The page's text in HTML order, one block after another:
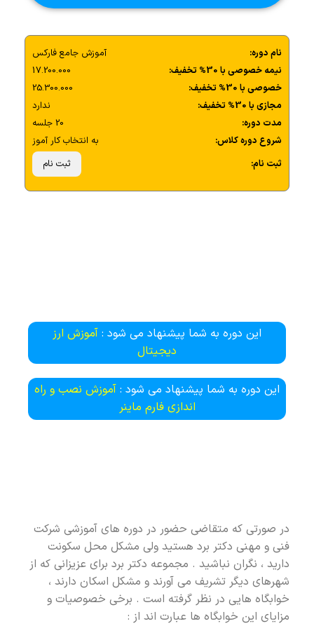
نام دوره:
آموزش جامع فارکس
نیمه خصوصی با 30% تخفیف:
17.200.000
خصوصی با 30% تخفیف:
25.300.000
مجازی با 30% تخفیف:
ندارد
مدت دوره:
20 جلسه
شروع دوره کلاس:
به انتخاب کار آموز
ثبت نام:
ثبت نام
این دوره به شما پیشنهاد می شود : آموزش ارز
دیجیتال
این دوره به شما پیشنهاد می شود : آموزش نصب و راه
اندازی فارم ماینر
در صورتی که متقاضی حضور در دوره های آموزشی شرکت
فنی و مهنی دکتر برد هستید ولی مشکل محل سکونت
دارید ، نگران نباشید . مجموعه دکتر برد برای عزیزانی که از
شهرهای دیگر تشریف می آورند و مشکل اسکان دارند ،
خوابگاه هایی در نظر گرفته است . برخی خصوصیات و
مزایای این خوابگاه ها عبارت اند از :